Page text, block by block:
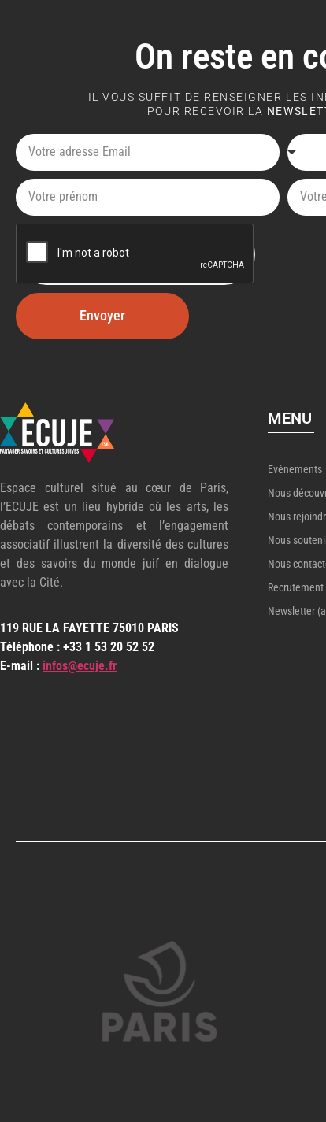
On reste en
IL VOUS SUFFIT DE RENSEIGNER LES
POUR RECEVOIR LA
Envoyer
Espace culturel situé au cœur de Paris,
l’ECUJE est un lieu hybride où les arts, les
débats contemporains et l’engagement
associatif illustrent la diversité des cultures
et des savoirs du monde juif en dialogue
avec la Cité.
119 RUE LA FAYETTE 75010 PARIS
Téléphone : +33 1 53 20 52 52
E-mail : infos@ecuje.fr
MENU
Evénements
Nous
Nous
Nous
Nous
Recrutement
Newsletter